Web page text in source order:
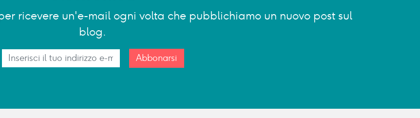
ricevere un'e-mail ogni volta che pubblichiamo un nuovo post sul
blog.
Abbonarsi